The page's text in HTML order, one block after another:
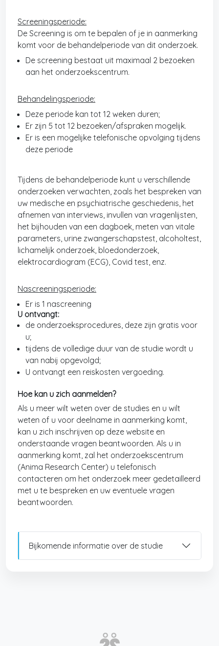
Screeningsperiode:
De Screening is om te bepalen of je in aanmerking
komt voor de behandelperiode van dit onderzoek.
De screening bestaat uit maximaal 2 bezoeken
aan het onderzoekscentrum.
Behandelingsperiode:
Deze periode kan tot 12 weken duren;
Er zijn 5 tot 12 bezoeken/afspraken mogelijk.
Er is een mogelijke telefonische opvolging tijdens
deze periode
Tijdens de behandelperiode kunt u verschillende
onderzoeken verwachten, zoals het bespreken van
uw medische en psychiatrische geschiedenis, het
afnemen van interviews, invullen van vragenlijsten,
het bijhouden van een dagboek, meten van vitale
parameters, urine zwangerschapstest, alcoholtest,
lichamelijk onderzoek, bloedonderzoek,
elektrocardiogram (ECG), Covid test, enz.
Nascreeningsperiode:
Er is 1 nascreening
U ontvangt:
de onderzoeksprocedures, deze zijn gratis voor
u;
tijdens de volledige duur van de studie wordt u
van nabij opgevolgd;
U ontvangt een reiskosten vergoeding.
Hoe kan u zich aanmelden?
Als u meer wilt weten over de studies en u wilt
weten of u voor deelname in aanmerking komt,
kan u zich inschrijven op deze website en
onderstaande vragen beantwoorden. Als u in
aanmerking komt, zal het onderzoekscentrum
(Anima Research Center) u telefonisch
contacteren om het onderzoek meer gedetailleerd
met u te bespreken en uw eventuele vragen
beantwoorden.
Bijkomende informatie over de studie